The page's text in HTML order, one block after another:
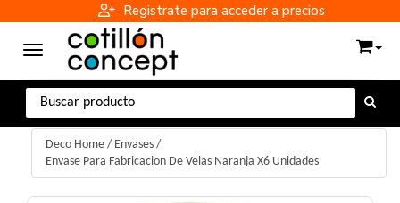
Registrate para acceder a precios
Toggle navigation
Deco Home / Envases /
Envase Para Fabricacion De Velas Naranja X6 Unidades